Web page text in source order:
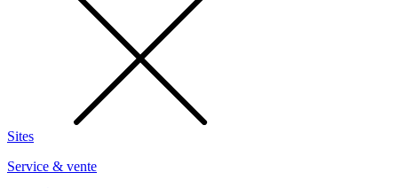
Sites
Service & vente